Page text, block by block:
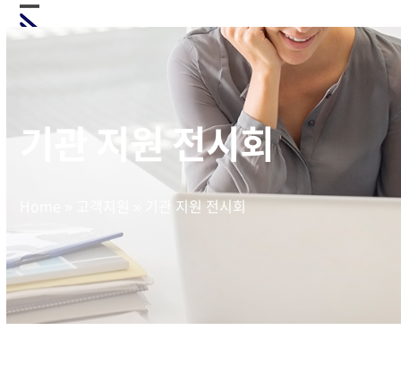
Skip
to Open
Close
기관 지원 전시회
기관 지원 전시회